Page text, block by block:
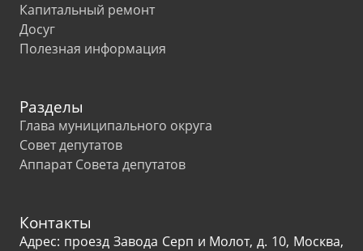
Капитальный ремонт
Досуг
Полезная информация
Разделы
Глава муниципального округа
Совет депутатов
Аппарат Совета депутатов
Контакты
Адрес: проезд Завода Серп и Молот, д. 10, Москва,